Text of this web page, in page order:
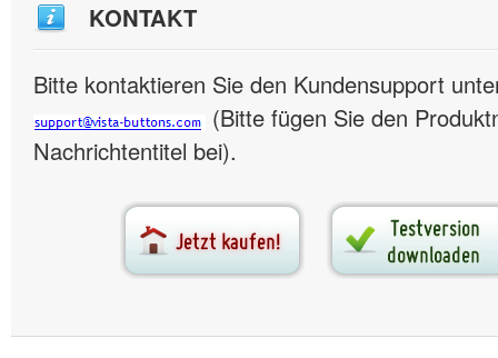
KONTAKT
Bitte kontaktieren Sie den Kundensupport
(Bitte fügen Sie den
Nachrichtentitel bei).